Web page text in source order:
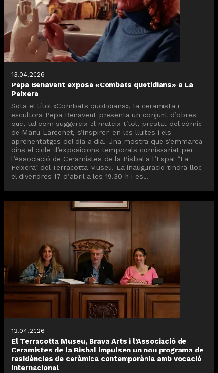
13.04.2026
Pepa Benavent exposa «Combats quotidians» a La
Peixera
Sota el títol «Combats quotidians», la ceramista i
escultora Pepa Benavent presenta un conjunt d’obres
que, tal com suggereix el mateix títol, prestat del còmic
de Manu Larcenet, s’inspiren en les lluites i els
aprenentatges del dia a dia. Una mostra que s’emmarca
dins el cicle d’exposicions temporals comissariat per
l’Associació de Ceramistes de la Bisbal a l’Espai “La
Peixera” del Terracotta Museu. La inauguració tindrà lloc
el divendres 17 d’abril a les 19.30 h i es...
13.04.2026
El Terracotta Museu, Brava Arts i l’Associació de
Ceramistes de la Bisbal impulsen un nou programa de
residències de ceràmica contemporània amb vocació
internacional